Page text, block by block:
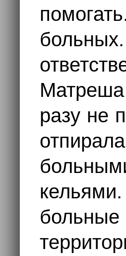
Матреша
разу не